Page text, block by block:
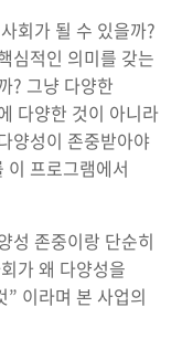
회가 될 수 있을까?
심적인 의미를 갖는
? 그냥 다양한
다양한 것이 아니라
양성이 존중받아야
이 프로그램에서
성 존중이랑 단순히
가 왜 다양성을
이라며 본 사업의